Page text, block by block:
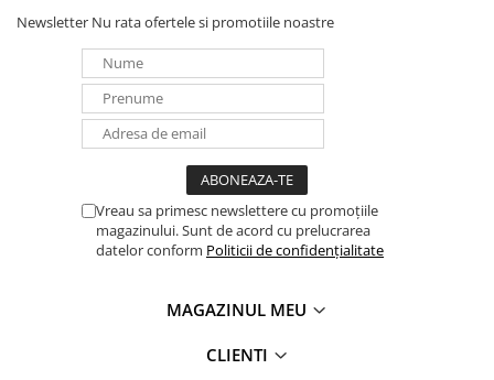
Newsletter Nu rata ofertele si promotiile noastre
Vreau sa primesc newslettere cu promoțiile
magazinului. Sunt de acord cu prelucrarea
datelor conform Politicii de confidențialitate
MAGAZINUL MEU
CLIENTI